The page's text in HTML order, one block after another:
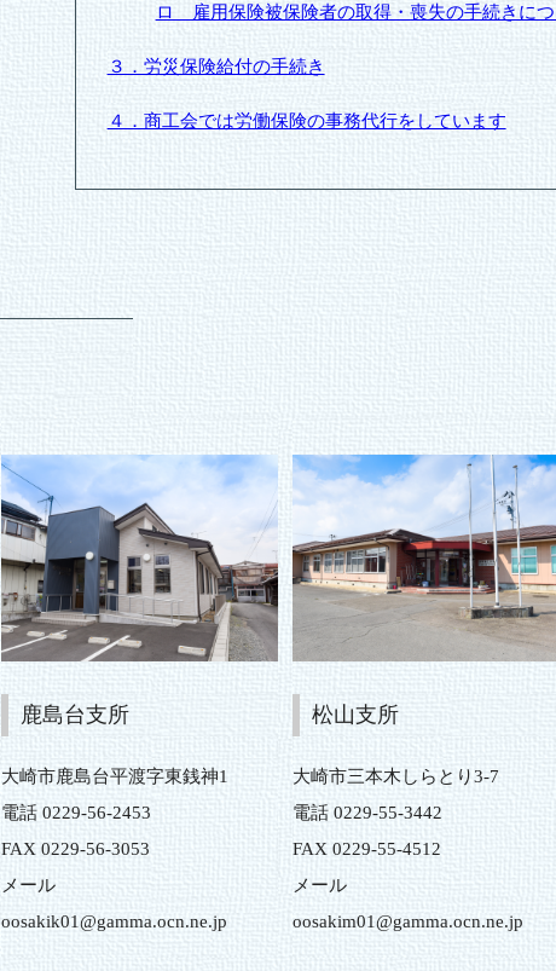
ロ 雇用保険被保険者の取得・喪失の手続きに
３．労災保険給付の手続き
４．商工会では労働保険の事務代行をしています
鹿島台支所
大崎市鹿島台平渡字東銭神1
電話 0229-56-2453
FAX 0229-56-3053
メール
oosakik01@gamma.ocn.ne.jp
松山支所
大崎市三本木しらとり3-7
電話 0229-55-3442
FAX 0229-55-4512
メール
oosakim01@gamma.ocn.ne.jp